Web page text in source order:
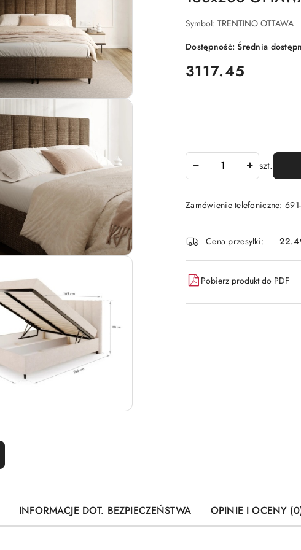
Symbol: TRENTINO OTTAWA
Dostępność:Średnia
cena:
3117.45
szt.
Zamówienie telefoniczne:
Dostępność
i
dostawa
Cena przesyłki:
Pobierz produkt do PDF
INFORMACJE DOT. BEZPIECZEŃSTWA OPINIE I OCENY